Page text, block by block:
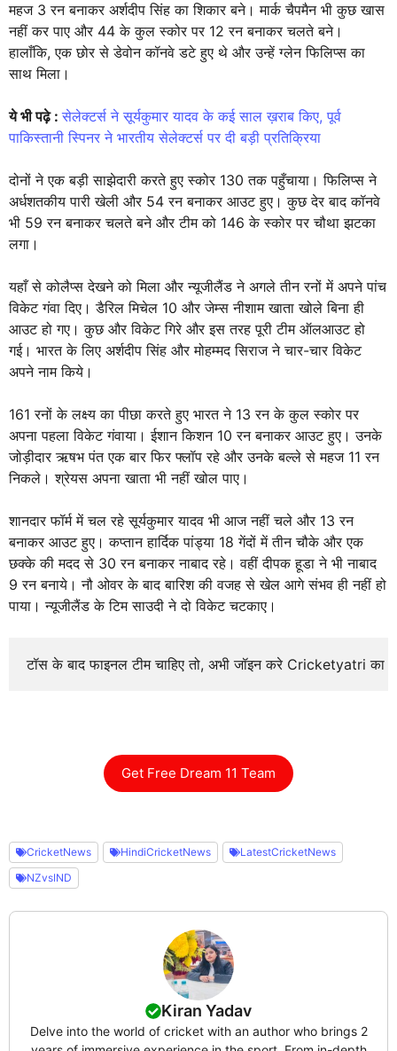
महज 3 रन बनाकर अर्शदीप सिंह का शिकार बने। मार्क चैपमैन भी कुछ खास
नहीं कर पाए और 44 के कुल स्कोर पर 12 रन बनाकर चलते बने।
हालाँकि, एक छोर से डेवोन कॉनवे डटे हुए थे और उन्हें ग्लेन फिलिप्स का
साथ मिला।
ये भी पढ़े :सेलेक्टर्स ने सूर्यकुमार यादव के कई साल ख़राब किए, पूर्व
पाकिस्तानी स्पिनर ने भारतीय सेलेक्टर्स पर दी बड़ी प्रतिक्रिया
दोनों ने एक बड़ी साझेदारी करते हुए स्कोर 130 तक पहुँचाया। फिलिप्स ने
अर्धशतकीय पारी खेली और 54 रन बनाकर आउट हुए। कुछ देर बाद कॉनवे
भी 59 रन बनाकर चलते बने और टीम को 146 के स्कोर पर चौथा झटका
लगा।
यहाँ से कोलैप्स देखने को मिला और न्यूजीलैंड ने अगले तीन रनों में अपने पांच
विकेट गंवा दिए। डैरिल मिचेल 10 और जेम्स नीशाम खाता खोले बिना ही
आउट हो गए। कुछ और विकेट गिरे और इस तरह पूरी टीम ऑलआउट हो
गई। भारत के लिए अर्शदीप सिंह और मोहम्मद सिराज ने चार-चार विकेट
अपने नाम किये।
161 रनों के लक्ष्य का पीछा करते हुए भारत ने 13 रन के कुल स्कोर पर
अपना पहला विकेट गंवाया। ईशान किशन 10 रन बनाकर आउट हुए। उनके
जोड़ीदार ऋषभ पंत एक बार फिर फ्लॉप रहे और उनके बल्ले से महज 11 रन
निकले। श्रेयस अपना खाता भी नहीं खोल पाए।
शानदार फॉर्म में चल रहे सूर्यकुमार यादव भी आज नहीं चले और 13 रन
बनाकर आउट हुए। कप्तान हार्दिक पांड्या 18 गेंदों में तीन चौके और एक
छक्के की मदद से 30 रन बनाकर नाबाद रहे। वहीं दीपक हूडा ने भी नाबाद
9 रन बनाये। नौ ओवर के बाद बारिश की वजह से खेल आगे संभव ही नहीं हो
पाया। न्यूजीलैंड के टिम साउदी ने दो विकेट चटकाए।
टॉस के बाद फाइनल टीम चाहिए तो, अभी जॉइन करे Cricketyatri
Get Free Dream 11 Team
CricketNews HindiCricketNews
LatestCricketNews
NZvsIND
Kiran Yadav
Delve into the world of cricket with an author who brings 2